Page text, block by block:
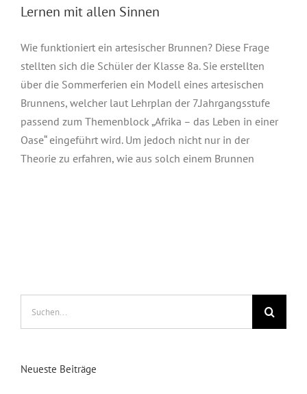
Lernen mit allen Sinnen
Wie funktioniert ein artesischer Brunnen? Diese Frage
stellten sich die Schüler der Klasse 8a. Sie erstellten
über die Sommerferien ein Modell eines artesischen
Brunnens, welcher laut Lehrplan der 7.Jahrgangsstufe
passend zum Themenblock „Afrika – das Leben in einer
Oase“ eingeführt wird. Um jedoch nicht nur in der
Theorie zu erfahren, wie aus solch einem Brunnen
Neueste Beiträge